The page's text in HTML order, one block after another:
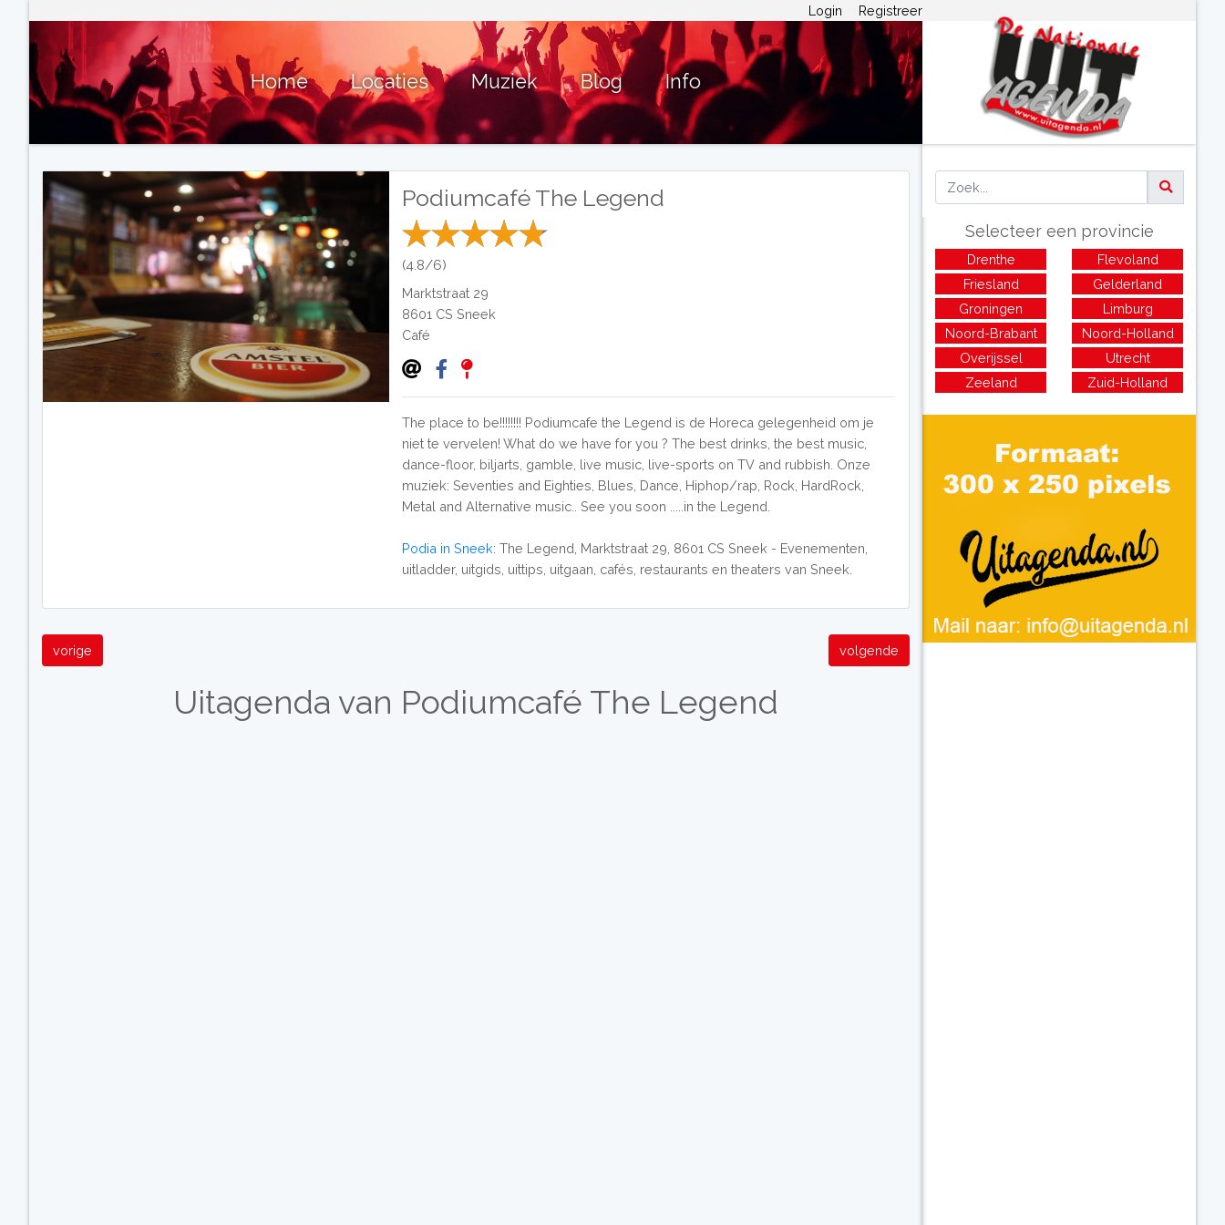
Login Registreer
Home Locaties Muziek Blog Info
Podiumcafé The Legend
(4.8/6)
Marktstraat 29
8601 CSSneek
Café
The place to be!!!!!!!! Podiumcafe the Legend is de Horeca gelegenheid om je
niet te vervelen! What do we have for you ? The best drinks, the best music,
dance-floor, biljarts, gamble, live music, live-sports on TV and rubbish. Onze
muziek: Seventies and Eighties, Blues, Dance, Hiphop/rap, Rock, HardRock,
Metal and Alternative music.. See you soon .....in the Legend.
Podia in Sneek: The Legend, Marktstraat 29, 8601 CS Sneek - Evenementen,
uitladder, uitgids, uittips, uitgaan, cafés, restaurants en theaters van Sneek.
vorige volgende
Uitagenda van Podiumcafé The Legend
Selecteer een provincie
Drenthe
Flevoland
Friesland
Gelderland
Groningen
Limburg
Noord-Brabant
Noord-Holland
Overijssel
Utrecht
Zeeland
Zuid-Holland